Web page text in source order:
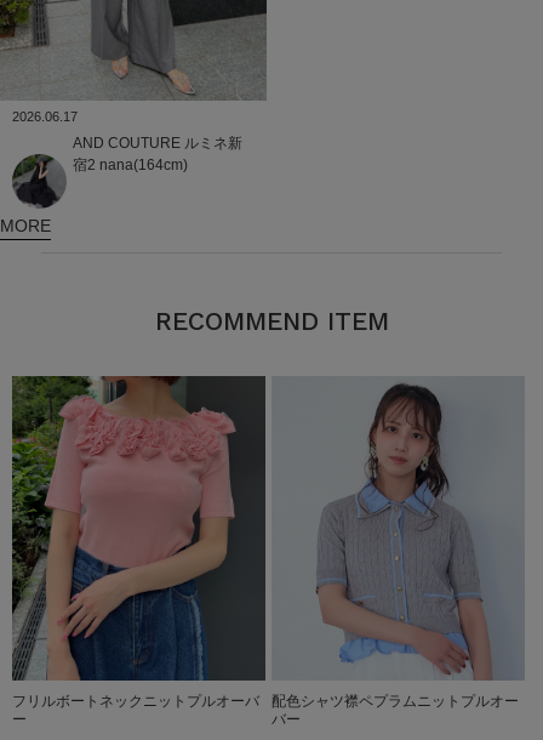
2026.06.17
AND COUTURE ルミネ新
宿2 nana(164cm)
MORE
RECOMMEND ITEM
フリルボートネックニットプルオーバ
ー
配色シャツ襟ペプラムニットプルオー
バー